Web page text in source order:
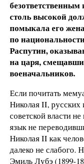
столь высокой
помыкала его
по
Распутин,
на царя,
военачальников.
Если почитать
Николая II, русских
советской власти
язык не
Николая II как
далеко не слабого.
Эмиль Лубэ (1899-